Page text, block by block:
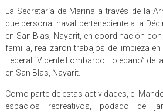
La Secretaría de Marina a través de la
que personal naval perteneciente a la
en San Blas, Nayarit, en coordinación
familia, realizaron trabajos de limpieza en
Federal “Vicente Lombardo Toledano” de
en San Blas, Nayarit.
Como parte de estas actividades, el
espacios recreativos, podado de